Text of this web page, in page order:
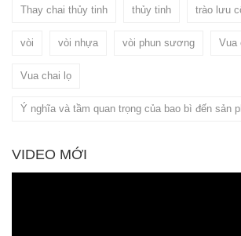
Thay chai thủy tinh thủy tinh trào lưu
vòi vòi nhựa vòi phun sương Vua
Vua chai lọ
Ý nghĩa và tầm quan trọng của bao bì đến sản
VIDEO MỚI